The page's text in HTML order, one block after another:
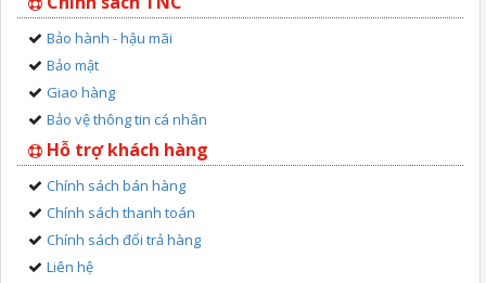
Bảo hành - hậu mãi
Bảo mật
Giao hàng
Bảo vệ thông tin cá nhân
Hỗ trợ khách hàng
Chính sách bán hàng
Chính sách thanh toán
Chính sách đổi trả hàng
Liên hệ